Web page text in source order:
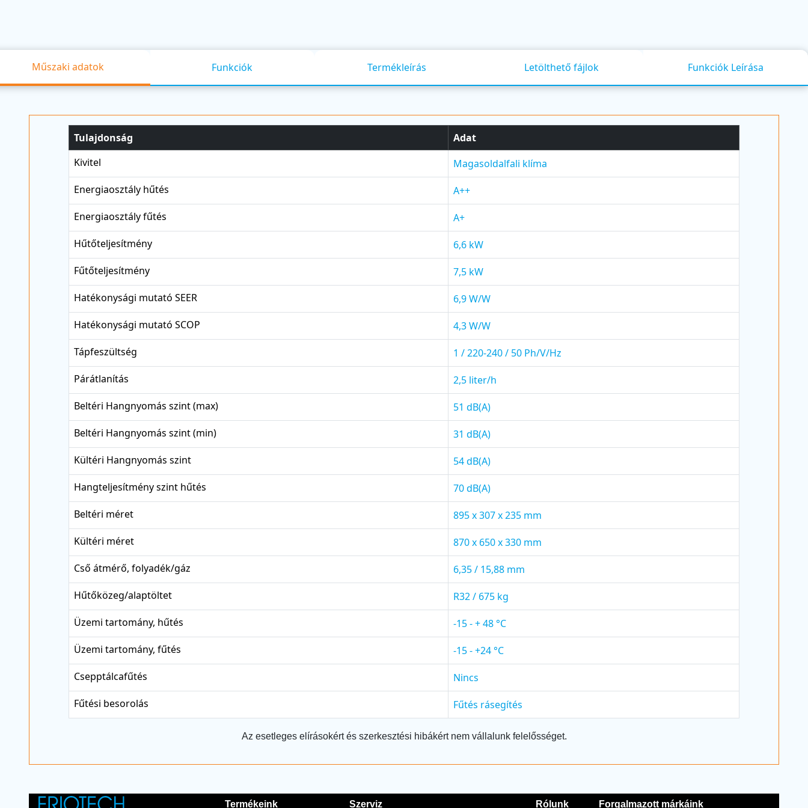
Műszaki adatok Funkciók Termékleírás Letölthető fájlok Funkciók Leírása
Tulajdonság
Adat
Kivitel
Magasoldalfali klíma
Energiaosztály hűtés
A++
Energiaosztály fűtés
A+
Hűtőteljesítmény
6,6 kW
Fűtőteljesítmény
7,5 kW
Hatékonysági mutató SEER
6,9 W/W
Hatékonysági mutató SCOP
4,3 W/W
Tápfeszültség
1 / 220-240 / 50 Ph/V/Hz
Párátlanítás
2,5 liter/h
Beltéri Hangnyomás szint (max)
51 dB(A)
Beltéri Hangnyomás szint (min)
31 dB(A)
Kültéri Hangnyomás szint
54 dB(A)
Hangteljesítmény szint hűtés
70 dB(A)
Beltéri méret
895 x 307 x 235 mm
Kültéri méret
870 x 650 x 330 mm
Cső átmérő, folyadék/gáz
6,35 / 15,88 mm
Hűtőközeg/alaptöltet
R32 / 675 kg
Üzemi tartomány, hűtés
-15 - + 48 °C
Üzemi tartomány, fűtés
-15 - +24 °C
Csepptálcafűtés
Nincs
Fűtési besorolás
Fűtés rásegítés
Az esetleges elírásokért és szerkesztési hibákért nem vállalunk felelősséget.
Termékeink Szerviz Rólunk Forgalmazott márkáink